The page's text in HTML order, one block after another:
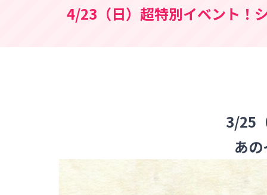
4/23（日）超特別イベント！
3/25
あ